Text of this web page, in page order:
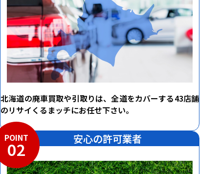
北海道の廃車買取や引取りは、全道をカバーする43店舗
のリサイくるまッチにお任せ下さい。
POINT
02 安心の許可業者